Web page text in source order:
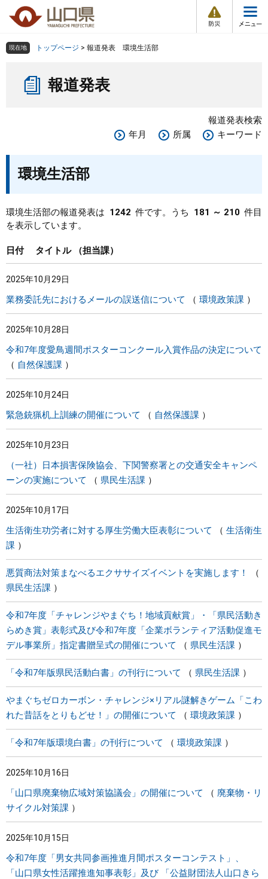
の
ー
メ
組織で探す
Other Languages
くらし・環境
教育・文化・スポーツ
しごと・産業・観光
現在地 トップページ > 報道発表 環境生活部
報道発表
報道発表検索
年月
所属 キーワード
環境生活部
環境生活部の報道発表は 1242 件です。うち 181 ～ 210 件目
を表示しています。
日付 タイトル 担当課
2025年10月29日
業務委託先におけるメールの誤送信について 環境政策課
2025年10月28日
令和7年度愛鳥週間ポスターコンクール入賞作品の決定について
自然保護課
2025年10月24日
緊急銃猟机上訓練の開催について 自然保護課
2025年10月23日
（一社）日本損害保険協会、下関警察署との交通安全キャンペ
ーンの実施について
県民生活課
2025年10月17日
生活衛生功労者に対する厚生労働大臣表彰について
生活衛生
課
悪質商法対策まなべるエクササイズイベントを実施します！
県民生活課
令和7年度「チャレンジやまぐち！地域貢献賞」・「県民活動き
らめき賞」表彰式及び令和7年度「企業ボランティア活動促進モ
デル事業所」指定書贈呈式の開催について
県民生活課
「令和7年版県民活動白書」の刊行について 県民生活課
やまぐちゼロカーボン・チャレンジ×リアル謎解きゲーム「こわ
れた昔話をとりもどせ！」の開催について
環境政策課
「令和7年版環境白書」の刊行について 環境政策課
2025年10月16日
「山口県廃棄物広域対策協議会」の開催について
廃棄物・リ
サイクル対策課
2025年10月15日
令和7年度「男女共同参画推進月間ポスターコンテスト」、
「山口県女性活躍推進知事表彰」及び 「公益財団法人山口きら